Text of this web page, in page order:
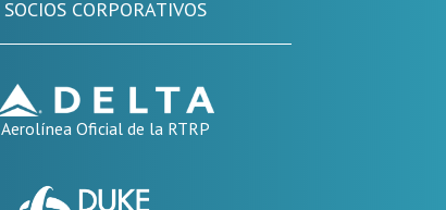
SOCIOS CORPORATIVOS
Aerolínea Oficial de la RTRP